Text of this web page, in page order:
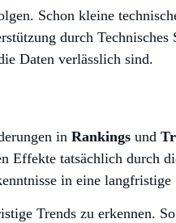
Schon kleine
durch
Daten verlässlich sind.
in Rankings und
Effekte tatsächlich durch
in eine langfristige
Trends zu erkennen.